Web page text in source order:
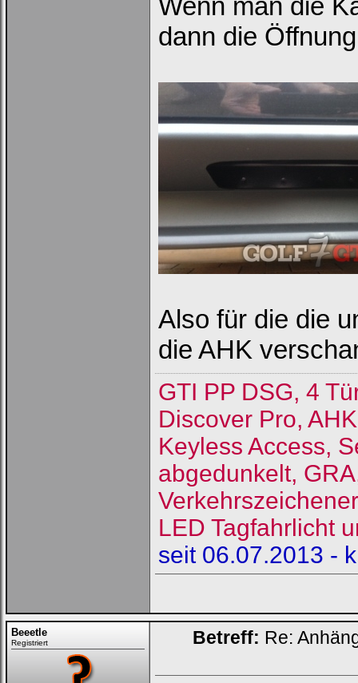
Ich habe mein Passwort
vergessen
Wenn man die
dann die
Also für die die
die AHK
GTI PP DSG, 4
Discover Pro,
Keyless Access,
abgedunkelt,
LED Tagfahrlicht
seit 06.07.2013 -
Beeetle
Registriert Betreff: Re: